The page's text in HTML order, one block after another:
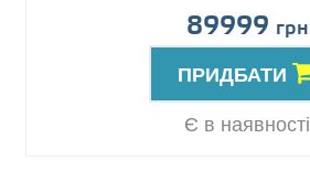
89999 грн
ПРИДБАТИ
Є в наявності